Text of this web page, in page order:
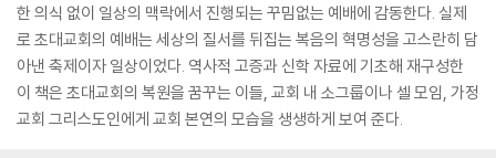
한 의식 없이 일상의 맥락에서 진행되는 꾸밈없는 예배에 감동한다. 실제
로 초대교회의 예배는 세상의 질서를 뒤집는 복음의 혁명성을 고스란히 담
아낸 축제이자 일상이었다. 역사적 고증과 신학 자료에 기초해 재구성한
이 책은 초대교회의 복원을 꿈꾸는 이들, 교회 내 소그룹이나 셀 모임, 가정
교회 그리스도인에게 교회 본연의 모습을 생생하게 보여 준다.